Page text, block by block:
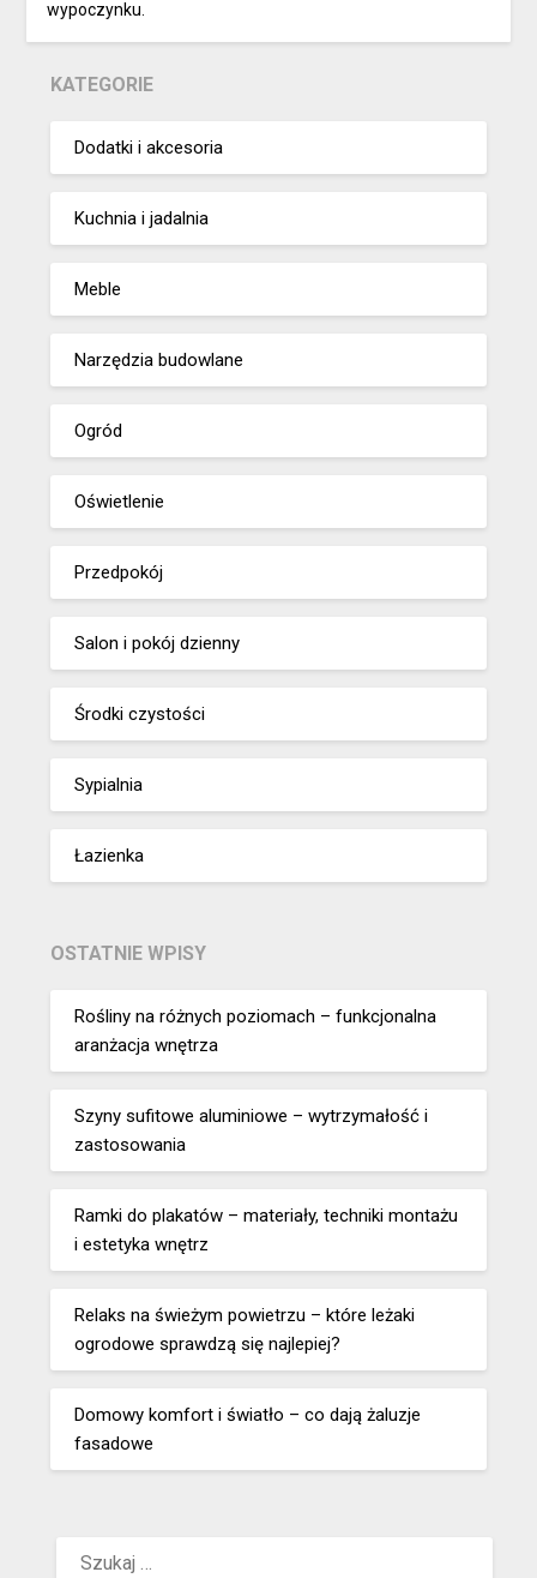
wypoczynku.
KATEGORIE
Dodatki i akcesoria
Kuchnia i jadalnia
Meble
Narzędzia budowlane
Ogród
Oświetlenie
Przedpokój
Salon i pokój dzienny
Środki czystości
Sypialnia
Łazienka
OSTATNIE WPISY
Rośliny na różnych poziomach – funkcjonalna
aranżacja wnętrza
Szyny sufitowe aluminiowe – wytrzymałość i
zastosowania
Ramki do plakatów – materiały, techniki montażu
i estetyka wnętrz
Relaks na świeżym powietrzu – które leżaki
ogrodowe sprawdzą się najlepiej?
Domowy komfort i światło – co dają żaluzje
fasadowe